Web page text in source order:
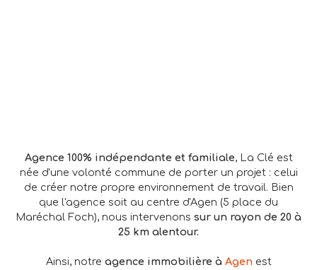
Agence 100% indépendante et familiale, La Clé est
née d'une volonté commune de porter un projet : celui
de créer notre propre environnement de travail. Bien
que l'agence soit au centre d'Agen (5 place du
Maréchal Foch), nous intervenons sur un rayon de 20 à
25 km alentour.
Ainsi, notre agence immobilière à Agenest